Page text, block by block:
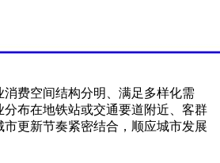
消费空间结构分明、满足多样化需
分布在地铁站或交通要道附近、客群
市更新节奏紧密结合，顺应城市发展